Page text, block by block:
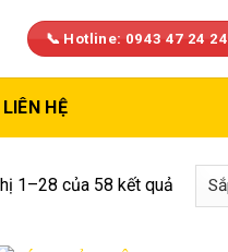
📞 Hotline: 0943 47 24 24
LIÊN HỆ
1–28 của 58 kết quả